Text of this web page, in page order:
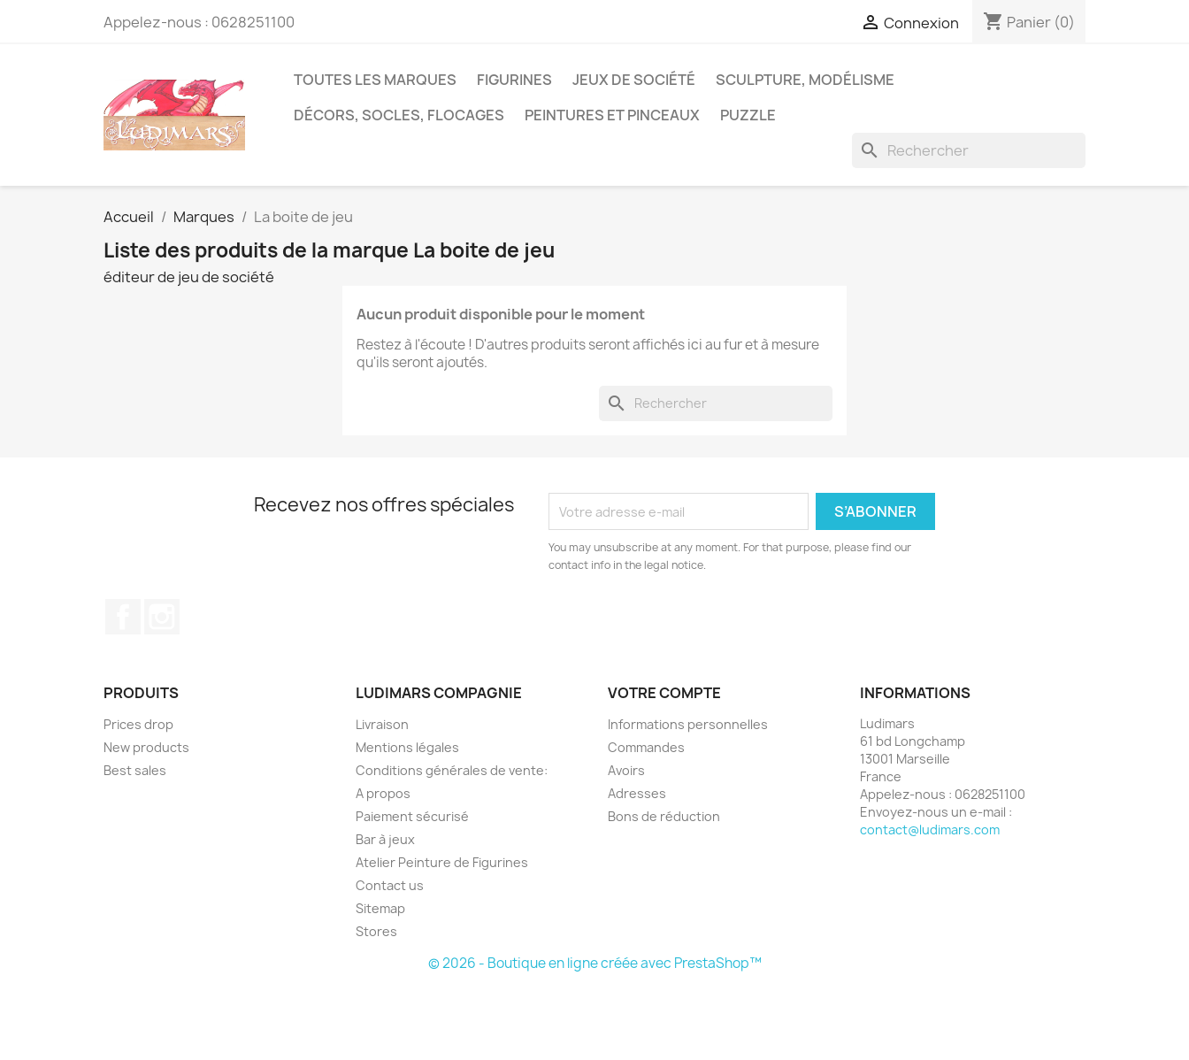
Appelez-nous : 0628251100  Connexion shopping_cart Panier (0)
TOUTES LES MARQUES FIGURINES JEUX DE SOCIÉTÉ
SCULPTURE, MODÉLISME
DÉCORS, SOCLES, FLOCAGES
PEINTURES ET PINCEAUX PUZZLE
search
Accueil Marques La boite de jeu
Liste des produits de la marque La boite de jeu
éditeur de jeu de société
Aucun produit disponible pour le moment
Restez à l'écoute ! D'autres produits seront affichés ici au fur et à mesure
qu'ils seront ajoutés.
search
Recevez nos offres spéciales
You may unsubscribe at any moment. For that purpose, please find our
contact info in the legal notice.
PRODUITS
Prices drop
New products
Best sales
LUDIMARS COMPAGNIE
Livraison
Mentions légales
Conditions générales de vente:
A propos
Paiement sécurisé
Bar à jeux
Atelier Peinture de Figurines
Contact us
Sitemap
Stores
VOTRE COMPTE
Informations personnelles
Commandes
Avoirs
Adresses
Bons de réduction
INFORMATIONS
Ludimars
61 bd Longchamp
13001 Marseille
France
Appelez-nous : 0628251100
Envoyez-nous un e-mail :
contact@ludimars.com
© 2026 - Boutique en ligne créée avec PrestaShop™